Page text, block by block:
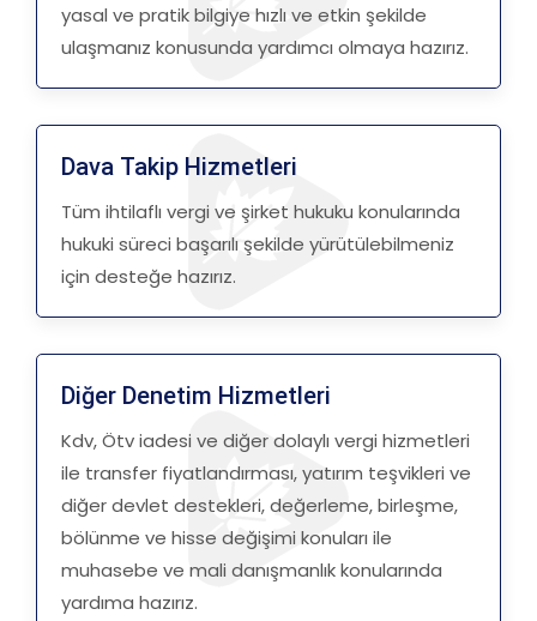
yasal ve pratik bilgiye hızlı ve etkin şekilde
ulaşmanız konusunda yardımcı olmaya hazırız.
Dava Takip Hizmetleri
Tüm ihtilaflı vergi ve şirket hukuku konularında
hukuki süreci başarılı şekilde yürütülebilmeniz
için desteğe hazırız.
Diğer Denetim Hizmetleri
Kdv, Ötv iadesi ve diğer dolaylı vergi hizmetleri
ile transfer fiyatlandırması, yatırım teşvikleri ve
diğer devlet destekleri, değerleme, birleşme,
bölünme ve hisse değişimi konuları ile
muhasebe ve mali danışmanlık konularında
yardıma hazırız.